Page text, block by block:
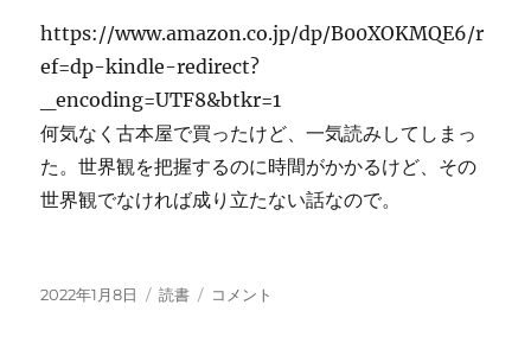
https://www.amazon.co.jp/dp/B00XOKMQE6/r
ef=dp-kindle-redirect?
_encoding=UTF8&btkr=1
何気なく古本屋で買ったけど、一気読みしてしまっ
た。世界観を把握するのに時間がかかるけど、その
世界観でなければ成り立たない話なので。
投
2022年1月8日
カ
読書
ウ
コメント